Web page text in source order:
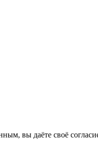
вы даёте своё